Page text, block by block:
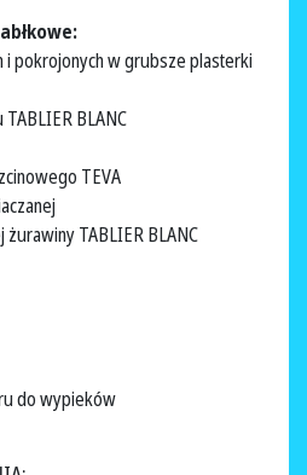
i pokrojonych w grubsze plasterki
TABLIER BLANC
TEVA
żurawiny TABLIER BLANC
do wypieków